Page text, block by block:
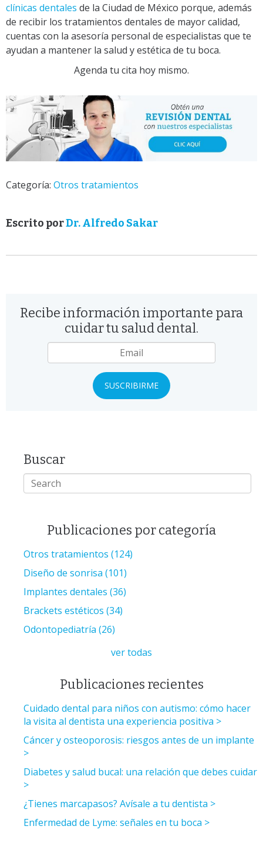
clínicas dentales de la Ciudad de México porque, además
de recibir los tratamientos dentales de mayor calidad,
cuentas con la asesoría personal de especialistas que te
ayudan a mantener la salud y estética de tu boca.
Agenda tu cita hoy mismo.
Categoría: Otros tratamientos
Escrito porDr. Alfredo Sakar
Recibe información importante para
cuidar tu salud dental.
Buscar
Publicaciones por categoría
Otros tratamientos (124)
Diseño de sonrisa (101)
Implantes dentales (36)
Brackets estéticos (34)
Odontopediatría (26)
ver todas
Publicaciones recientes
Cuidado dental para niños con autismo: cómo hacer
la visita al dentista una experiencia positiva
Cáncer y osteoporosis: riesgos antes de un implante
Diabetes y salud bucal: una relación que debes cuidar
¿Tienes marcapasos? Avísale a tu dentista
Enfermedad de Lyme: señales en tu boca